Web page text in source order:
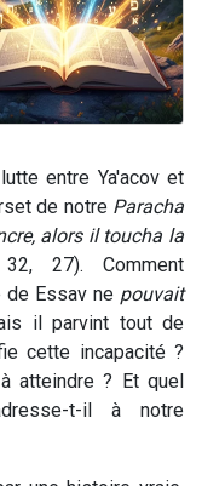
entre Ya'acov et
de notre Paracha
alors il toucha la
27).Comment
de Essav ne pouvait
il parvint tout de
cette incapacité ?
à atteindre ? Et quel
t-il à notre